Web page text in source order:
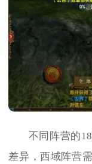
不同阵营的
差异，西域阵营